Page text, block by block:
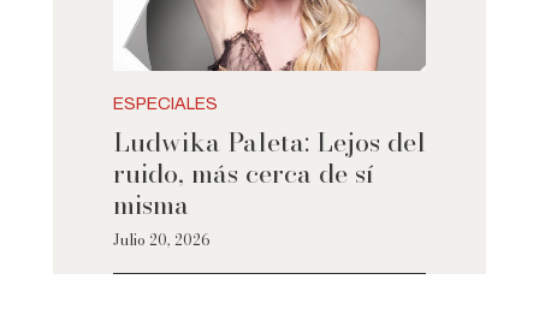
ESPECIALES
Ludwika Paleta: Lejos del
ruido, más cerca de sí
misma
Julio 20, 2026